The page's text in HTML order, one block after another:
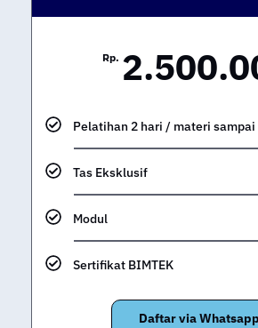
Rp.
Pelatihan 2 hari / materi sampai
Tas Eksklusif
Modul
Sertifikat BIMTEK
Daftar via Whatsapp